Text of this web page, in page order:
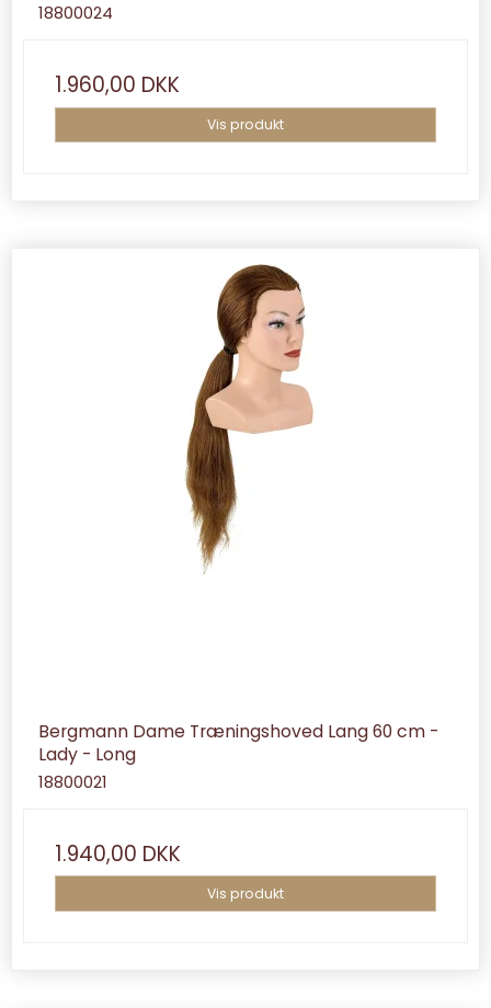
18800024
1.960,00 DKK
Vis produkt
Bergmann Dame Træningshoved Lang 60 cm -
Lady - Long
18800021
1.940,00 DKK
Vis produkt